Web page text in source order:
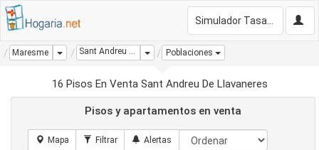
Maresme Dropdown Sant Andreu De Llavaneres Dropdown
Poblaciones
16 Pisos En Venta Sant Andreu De Llavaneres
Pisos y apartamentos en venta